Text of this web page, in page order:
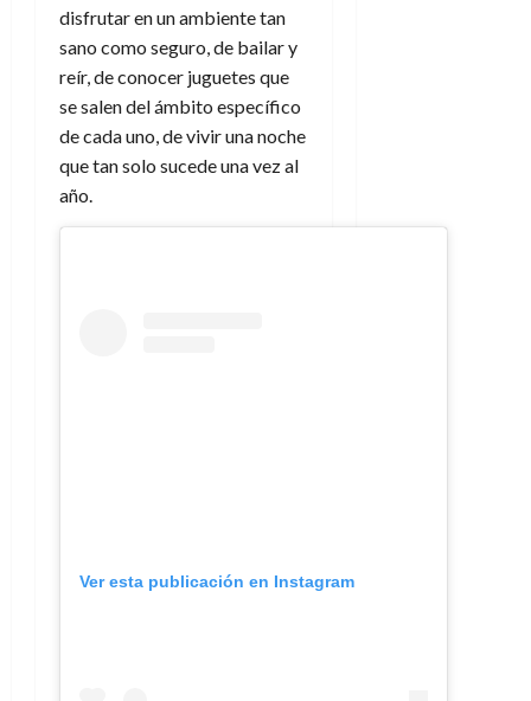
disfrutar en un ambiente tan
sano como seguro, de bailar y
reír, de conocer juguetes que
se salen del ámbito específico
de cada uno, de vivir una noche
que tan solo sucede una vez al
año.
Ver esta publicación en Instagram